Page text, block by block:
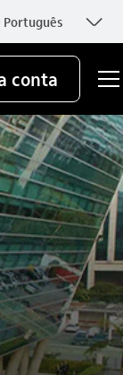
Português seta_baixo
conta